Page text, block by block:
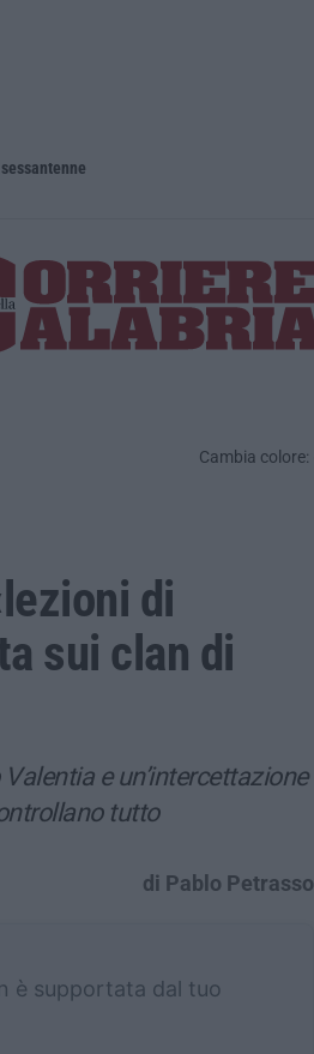
Cambia colore:
di
sui clan di
e un’intercettazione
tutto
di Pablo Petrasso
è supportata dal tuo